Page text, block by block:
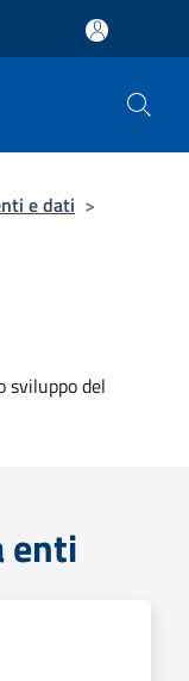
e dati >
sviluppo del
enti